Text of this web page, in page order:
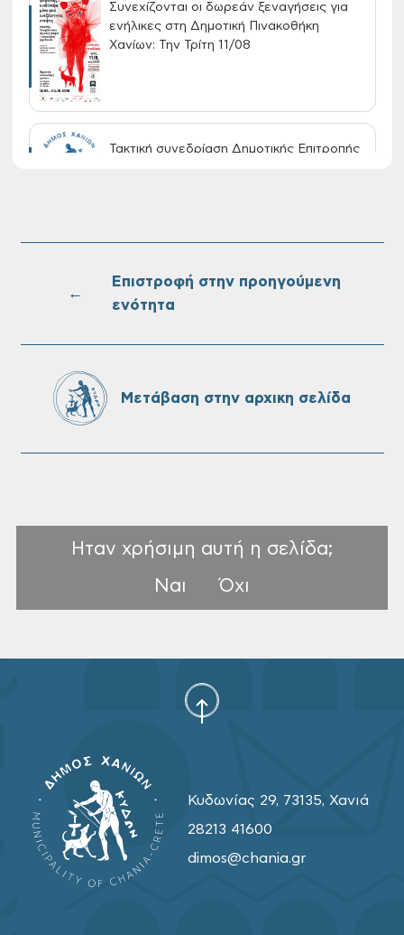
Συνεχίζονται οι δωρεάν ξεναγήσεις για
ενήλικες στη Δημοτική Πινακοθήκη
Χανίων: Την Τρίτη 11/08
Τακτική συνεδρίαση Δημοτικής Επιτροπής
Επαναλειτουργία του συστήματος
Ονουφρίου
Πίνακες Κατάταξης & Βαθμολογίας,
Δήμου Χανίων
←
Επιστροφή στην προηγούμενη
ενότητα
Μετάβαση στην αρχικη σελίδα
Ηταν χρήσιμη αυτή η σελίδα;
Ναι
Όχι
Κυδωνίας 29, 73135, Χανιά
28213 41600
dimos@chania.gr